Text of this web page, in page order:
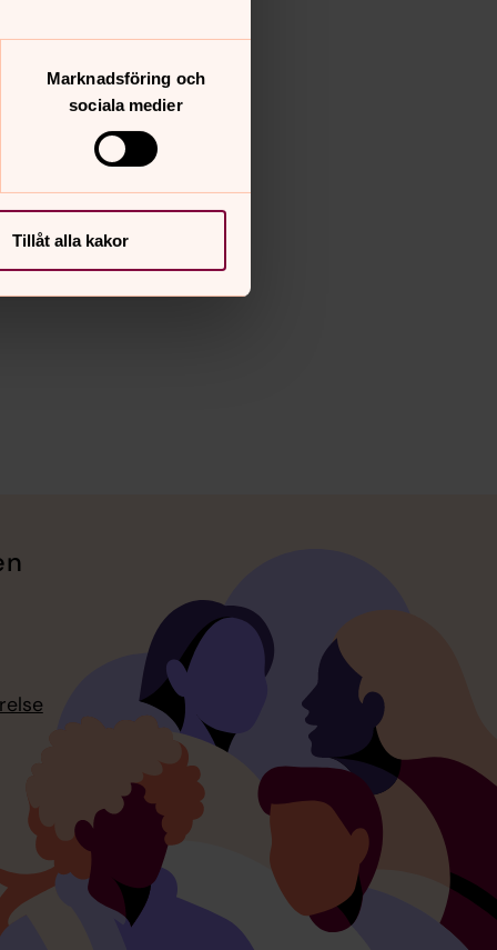
Marknadsföring och
sociala medier
Tillåt alla kakor